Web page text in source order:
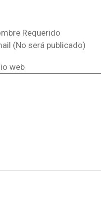
Requerido
(No será publicado)
web